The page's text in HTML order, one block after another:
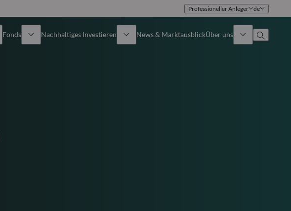
Professioneller Anleger de
Fonds Nachhaltiges Investieren News & MarktausblickÜber uns